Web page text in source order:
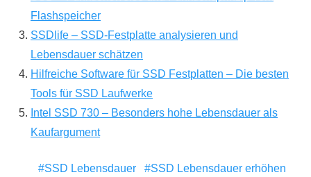
Flashspeicher
SSDlife – SSD-Festplatte analysieren und
Lebensdauer schätzen
Hilfreiche Software für SSD Festplatten – Die besten
Tools für SSD Laufwerke
Intel SSD 730 – Besonders hohe Lebensdauer als
Kaufargument
SSD Lebensdauer
SSD Lebensdauer erhöhen